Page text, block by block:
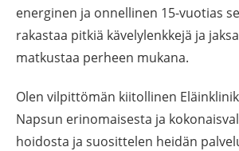
energinen ja onnellinen 15-vuotias
rakastaa pitkiä kävelylenkkejä ja
matkustaa perheen mukana.
Olen vilpittömän kiitollinen
Napsun erinomaisesta ja
hoidosta ja suosittelen heidän